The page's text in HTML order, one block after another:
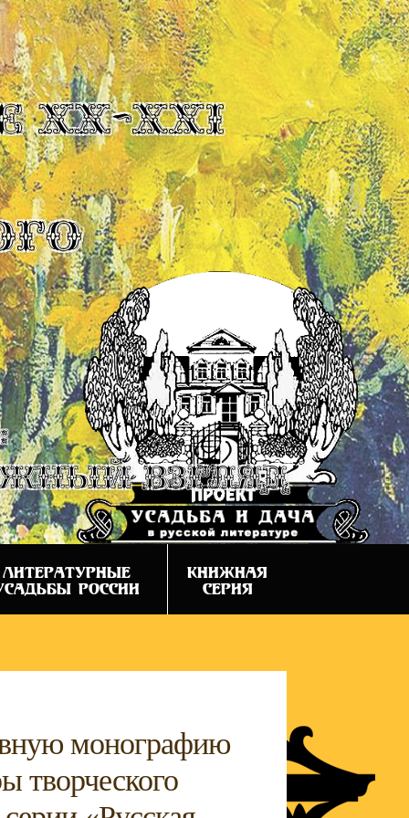
XX-XXI
взгляд
ЛИТЕРАТУРНЫЕ
РОССИИ
КНИЖНАЯ
СЕРИЯ
монографию
творческого